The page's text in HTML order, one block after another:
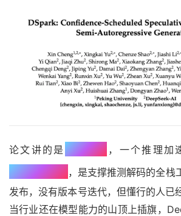
论文讲的是 DSpark，一个推理加
DeepSpec，是支撑推测解码的全栈
发布，没有版本号迭代，但懂行的人已
当行业还在模型能力的山顶上插旗，